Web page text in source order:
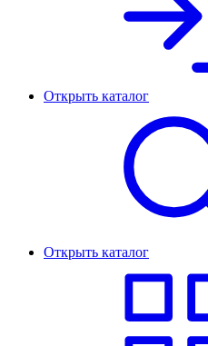
Открыть каталог
Открыть каталог